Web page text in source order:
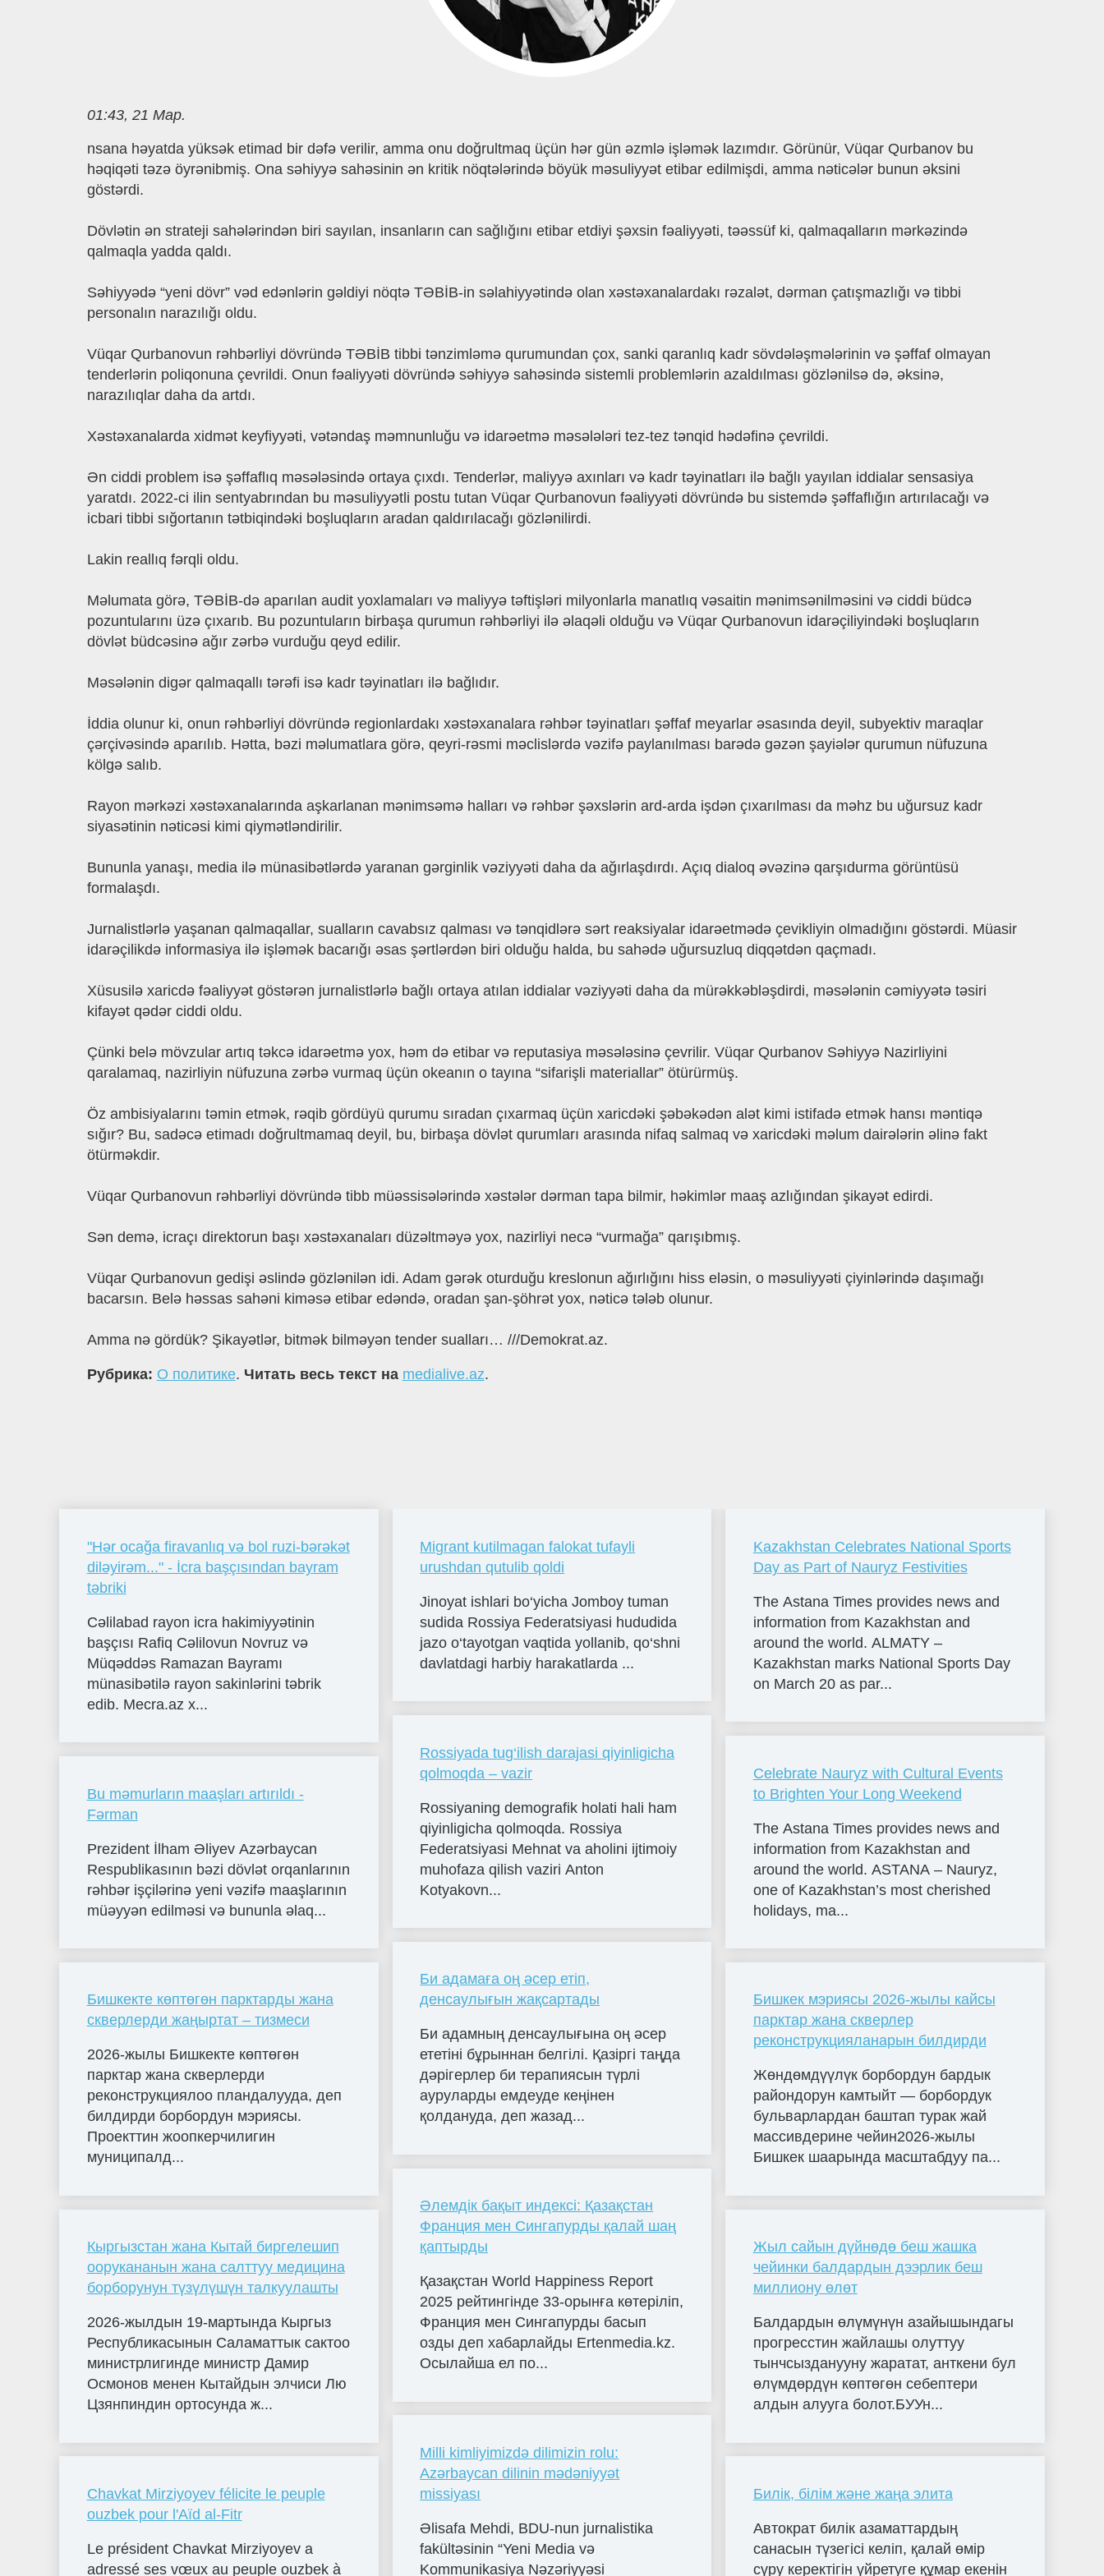
01:43, 21 Мар.
nsana həyatda yüksək etimad bir dəfə verilir, amma onu doğrultmaq üçün hər gün əzmlə işləmək lazımdır. Görünür, Vüqar Qurbanov bu
həqiqəti təzə öyrənibmiş. Ona səhiyyə sahəsinin ən kritik nöqtələrində böyük məsuliyyət etibar edilmişdi, amma nəticələr bunun əksini
göstərdi.
Dövlətin ən strateji sahələrindən biri sayılan, insanların can sağlığını etibar etdiyi şəxsin fəaliyyəti, təəssüf ki, qalmaqalların mərkəzində
qalmaqla yadda qaldı.
Səhiyyədə “yeni dövr” vəd edənlərin gəldiyi nöqtə TƏBİB-in səlahiyyətində olan xəstəxanalardakı rəzalət, dərman çatışmazlığı və tibbi
personalın narazılığı oldu.
Vüqar Qurbanovun rəhbərliyi dövründə TƏBİB tibbi tənzimləmə qurumundan çox, sanki qaranlıq kadr sövdələşmələrinin və şəffaf olmayan
tenderlərin poliqonuna çevrildi. Onun fəaliyyəti dövründə səhiyyə sahəsində sistemli problemlərin azaldılması gözlənilsə də, əksinə,
narazılıqlar daha da artdı.
Xəstəxanalarda xidmət keyfiyyəti, vətəndaş məmnunluğu və idarəetmə məsələləri tez-tez tənqid hədəfinə çevrildi.
Ən ciddi problem isə şəffaflıq məsələsində ortaya çıxdı. Tenderlər, maliyyə axınları və kadr təyinatları ilə bağlı yayılan iddialar sensasiya
yaratdı. 2022-ci ilin sentyabrından bu məsuliyyətli postu tutan Vüqar Qurbanovun fəaliyyəti dövründə bu sistemdə şəffaflığın artırılacağı və
icbari tibbi sığortanın tətbiqindəki boşluqların aradan qaldırılacağı gözlənilirdi.
Lakin reallıq fərqli oldu.
Məlumata görə, TƏBİB-də aparılan audit yoxlamaları və maliyyə təftişləri milyonlarla manatlıq vəsaitin mənimsənilməsini və ciddi büdcə
pozuntularını üzə çıxarıb. Bu pozuntuların birbaşa qurumun rəhbərliyi ilə əlaqəli olduğu və Vüqar Qurbanovun idarəçiliyindəki boşluqların
dövlət büdcəsinə ağır zərbə vurduğu qeyd edilir.
Məsələnin digər qalmaqallı tərəfi isə kadr təyinatları ilə bağlıdır.
İddia olunur ki, onun rəhbərliyi dövründə regionlardakı xəstəxanalara rəhbər təyinatları şəffaf meyarlar əsasında deyil, subyektiv maraqlar
çərçivəsində aparılıb. Hətta, bəzi məlumatlara görə, qeyri-rəsmi məclislərdə vəzifə paylanılması barədə gəzən şayiələr qurumun nüfuzuna
kölgə salıb.
Rayon mərkəzi xəstəxanalarında aşkarlanan mənimsəmə halları və rəhbər şəxslərin ard-arda işdən çıxarılması da məhz bu uğursuz kadr
siyasətinin nəticəsi kimi qiymətləndirilir.
Bununla yanaşı, media ilə münasibətlərdə yaranan gərginlik vəziyyəti daha da ağırlaşdırdı. Açıq dialoq əvəzinə qarşıdurma görüntüsü
formalaşdı.
Jurnalistlərlə yaşanan qalmaqallar, sualların cavabsız qalması və tənqidlərə sərt reaksiyalar idarəetmədə çevikliyin olmadığını göstərdi. Müasir
idarəçilikdə informasiya ilə işləmək bacarığı əsas şərtlərdən biri olduğu halda, bu sahədə uğursuzluq diqqətdən qaçmadı.
Xüsusilə xaricdə fəaliyyət göstərən jurnalistlərlə bağlı ortaya atılan iddialar vəziyyəti daha da mürəkkəbləşdirdi, məsələnin cəmiyyətə təsiri
kifayət qədər ciddi oldu.
Çünki belə mövzular artıq təkcə idarəetmə yox, həm də etibar və reputasiya məsələsinə çevrilir. Vüqar Qurbanov Səhiyyə Nazirliyini
qaralamaq, nazirliyin nüfuzuna zərbə vurmaq üçün okeanın o tayına “sifarişli materiallar” ötürürmüş.
Öz ambisiyalarını təmin etmək, rəqib gördüyü qurumu sıradan çıxarmaq üçün xaricdəki şəbəkədən alət kimi istifadə etmək hansı məntiqə
sığır? Bu, sadəcə etimadı doğrultmamaq deyil, bu, birbaşa dövlət qurumları arasında nifaq salmaq və xaricdəki məlum dairələrin əlinə fakt
ötürməkdir.
Vüqar Qurbanovun rəhbərliyi dövründə tibb müəssisələrində xəstələr dərman tapa bilmir, həkimlər maaş azlığından şikayət edirdi.
Sən demə, icraçı direktorun başı xəstəxanaları düzəltməyə yox, nazirliyi necə “vurmağa” qarışıbmış.
Vüqar Qurbanovun gedişi əslində gözlənilən idi. Adam gərək oturduğu kreslonun ağırlığını hiss eləsin, o məsuliyyəti çiyinlərində daşımağı
bacarsın. Belə həssas sahəni kiməsə etibar edəndə, oradan şan-şöhrət yox, nəticə tələb olunur.
Amma nə gördük? Şikayətlər, bitmək bilməyən tender sualları… ///Demokrat.az.
Рубрика: О политике. Читать весь текст на medialive.az.
"Hər ocağa firavanlıq və bol ruzi-bərəkət
diləyirəm..." - İcra başçısından bayram
təbriki
Cəlilabad rayon icra hakimiyyətinin
başçısı Rafiq Cəlilovun Novruz və
Müqəddəs Ramazan Bayramı
münasibətilə rayon sakinlərini təbrik
edib. Mecra.az x...
Bu məmurların maaşları artırıldı -
Fərman
Prezident İlham Əliyev Azərbaycan
Respublikasının bəzi dövlət orqanlarının
rəhbər işçilərinə yeni vəzifə maaşlarının
müəyyən edilməsi və bununla əlaq...
Бишкекте көптөгөн парктарды жана
скверлерди жаңыртат – тизмеси
2026-жылы Бишкекте көптөгөн
парктар жана скверлерди
реконструкциялоо пландалууда, деп
билдирди борбордун мэриясы.
Проекттин жоопкерчилигин
муниципалд...
Кыргызстан жана Кытай биргелешип
оорукананын жана салттуу медицина
борборунун түзүлүшүн талкуулашты
2026-жылдын 19-мартында Кыргыз
Республикасынын Саламаттык сактоо
министрлигинде министр Дамир
Осмонов менен Кытайдын элчиси Лю
Цзянпиндин ортосунда ж...
Chavkat Mirziyoyev félicite le peuple
ouzbek pour l'Aïd al-Fitr
Le président Chavkat Mirziyoyev a
adressé ses vœux au peuple ouzbek à
Migrant kutilmagan falokat tufayli
urushdan qutulib qoldi
Jinoyat ishlari bo‘yicha Jomboy tuman
sudida Rossiya Federatsiyasi hududida
jazo o‘tayotgan vaqtida yollanib, qo‘shni
davlatdagi harbiy harakatlarda ...
Rossiyada tug‘ilish darajasi qiyinligicha
qolmoqda – vazir
Rossiyaning demografik holati hali ham
qiyinligicha qolmoqda. Rossiya
Federatsiyasi Mehnat va aholini ijtimoiy
muhofaza qilish vaziri Anton
Kotyakovn...
Би адамаға оң әсер етіп,
денсаулығын жақсартады
Би адамның денсаулығына оң әсер
ететіні бұрыннан белгілі. Қазіргі таңда
дәрігерлер би терапиясын түрлі
ауруларды емдеуде кеңінен
қолдануда, деп жазад...
Әлемдік бақыт индексі: Қазақстан
Франция мен Сингапурды қалай шаң
қаптырды
Қазақстан World Happiness Report
2025 рейтингінде 33-орынға көтеріліп,
Франция мен Сингапурды басып
озды деп хабарлайды Ertenmedia.kz.
Осылайша ел по...
Milli kimliyimizdə dilimizin rolu:
Azərbaycan dilinin mədəniyyət
missiyası
Əlisafa Mehdi, BDU-nun jurnalistika
fakültəsinin “Yeni Media və
Kommunikasiya Nəzəriyyəsi
Kazakhstan Celebrates National Sports
Day as Part of Nauryz Festivities
The Astana Times provides news and
information from Kazakhstan and
around the world. ALMATY –
Kazakhstan marks National Sports Day
on March 20 as par...
Celebrate Nauryz with Cultural Events
to Brighten Your Long Weekend
The Astana Times provides news and
information from Kazakhstan and
around the world. ASTANA – Nauryz,
one of Kazakhstan’s most cherished
holidays, ma...
Бишкек мэриясы 2026-жылы кайсы
парктар жана скверлер
реконструкцияланарын билдирди
Жөндөмдүүлүк борбордун бардык
райондорун камтыйт — борбордук
бульварлардан баштап турак жай
массивдерине чейин2026-жылы
Бишкек шаарында масштабдуу па...
Жыл сайын дүйнөдө беш жашка
чейинки балдардын дээрлик беш
миллиону өлөт
Балдардын өлүмүнүн азайышындагы
прогресстин жайлашы олуттуу
тынчсызданууну жаратат, анткени бул
өлүмдөрдүн көптөгөн себептери
алдын алууга болот.БУУн...
Билік, білім және жаңа элита
Автократ билік азаматтардың
санасын түзегісі келіп, қалай өмір
сүру керектігін үйретуге құмар екенін